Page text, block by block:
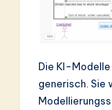
Die KI-
generisch. Sie